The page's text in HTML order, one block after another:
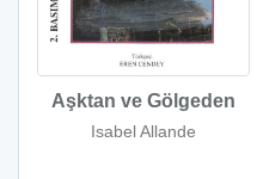
Aşktan ve Gölgeden
Isabel Allande